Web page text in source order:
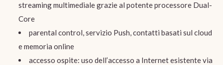
streaming multimediale grazie al potente processore Dual-
Core
parental control, servizio Push, contatti basati sul cloud
e memoria online
accesso ospite: uso dell’accesso a Internet esistente via